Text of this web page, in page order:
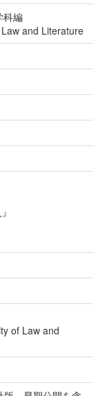
科編
and Literature
of Law and